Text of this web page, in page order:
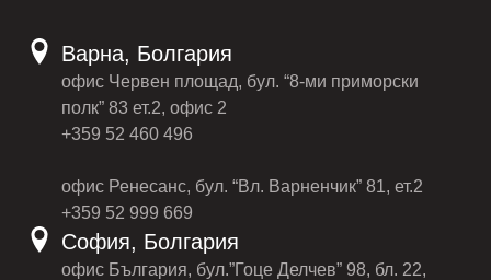
Варна, Болгария
офис Червен площад, бул. “8-ми приморски
полк” 83 ет.2, офис 2
+359 52 460 496
офис Ренесанс, бул. “Вл. Варненчик” 81, ет.2
+359 52 999 669
София, Болгария
офис България, бул.”Гоце Делчев” 98, бл. 22,